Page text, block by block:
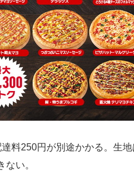
料250円が別途かかる。生地
い。